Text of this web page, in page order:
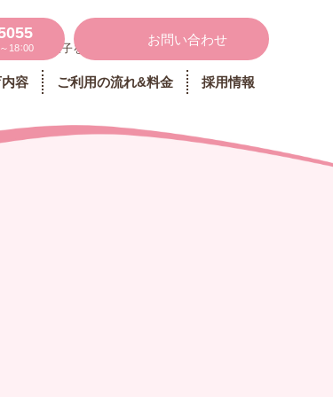
に日々の様子をUPしています ▶
容 ご利用の流れ&料金 採用情報
18：00
お問い合わせ